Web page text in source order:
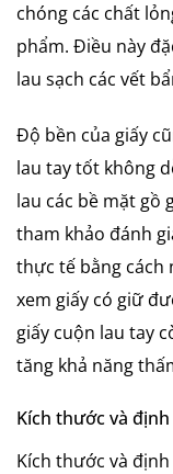
chóng các chất
phẩm. Điều này
lau sạch các vết
Độ bền của giấy
lau tay tốt không
lau các bề mặt gồ
tham khảo đánh
thực tế bằng cách
xem giấy có giữ
giấy cuộn lau tay
tăng khả năng
Kích thước và
Kích thước và